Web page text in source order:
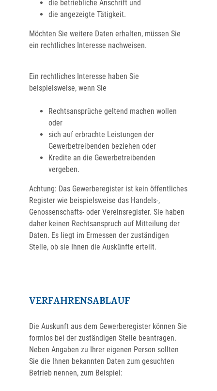
die betriebliche Anschrift und
die angezeigte Tätigkeit.
Möchten Sie weitere Daten erhalten, müssen Sie
ein rechtliches Interesse nachweisen.
Ein rechtliches Interesse haben Sie
beispielsweise, wenn Sie
Rechtsansprüche geltend machen wollen
oder
sich auf erbrachte Leistungen der
Gewerbetreibenden beziehen oder
Kredite an die Gewerbetreibenden
vergeben.
Achtung: Das Gewerberegister ist kein öffentliches
Register wie beispielsweise das Handels-,
Genossenschafts- oder Vereinsregister. Sie haben
daher keinen Rechtsanspruch auf Mitteilung der
Daten. Es liegt im Ermessen der zuständigen
Stelle, ob sie Ihnen die Auskünfte erteilt.
VERFAHRENSABLAUF
Die Auskunft aus dem Gewerberegister können Sie
formlos bei der zuständigen Stelle beantragen.
Neben Angaben zu Ihrer eigenen Person sollten
Sie die Ihnen bekannten Daten zum gesuchten
Betrieb nennen, zum Beispiel: